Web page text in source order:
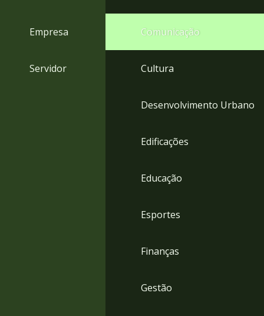
Empresa
Servidor
Comunicação
Cultura
Desenvolvimento Urbano
Edificações
Educação
Esportes
Finanças
Gestão